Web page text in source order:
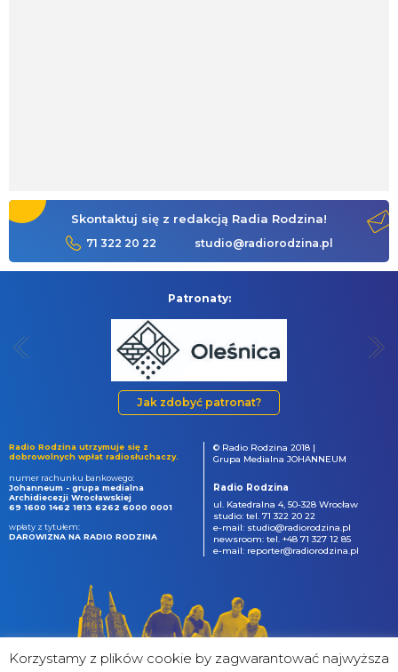
Skontaktuj się z redakcją Radia Rodzina!
71 322 20 22 studio@radiorodzina.pl
Patronaty:
Jak zdobyć patronat?
Radio Rodzina utrzymuje się z
dobrowolnych wpłat radiosłuchaczy.
numer rachunku bankowego:
Johanneum - grupa medialna
Archidiecezji Wrocławskiej
69 1600 1462 1813 6262 6000 0001
wpłaty z tytułem:
DAROWIZNA NA RADIO RODZINA
© Radio Rodzina 2018 |
Grupa Medialna JOHANNEUM
Radio Rodzina
ul. Katedralna 4, 50-328 Wrocław
studio: tel. 71 322 20 22
e-mail: studio@radiorodzina.pl
newsroom: tel. +48 71 327 12 85
e-mail: reporter@radiorodzina.pl
Korzystamy z plików cookie by zagwarantować najwyższa